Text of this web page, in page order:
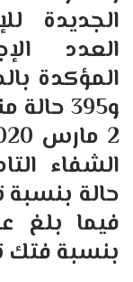
الجديدة
العدد
و395
بنسبة فتك تصل